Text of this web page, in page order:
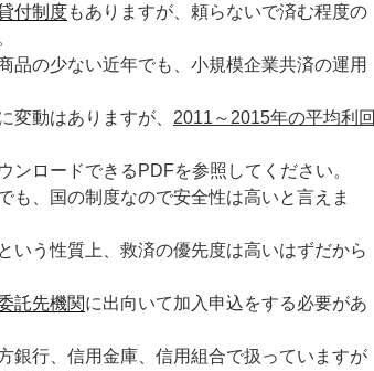
付制度もありますが、頼らないで済む程度の
品の少ない近年でも、小規模企業共済の運用
変動はありますが、 2011～2015年の平均利回
ンロードできるPDFを参照してください。
も、国の制度なので安全性は高いと言えま
いう性質上、救済の優先度は高いはずだから
託先機関に出向いて加入申込をする必要があ
銀行、信用金庫、信用組合で扱っていますが